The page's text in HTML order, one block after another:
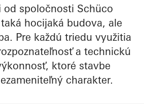
od spoločnosti Schüco
hocijaká budova, ale
Pre každú triedu využitia
a technickú
ktoré stavbe
charakter.